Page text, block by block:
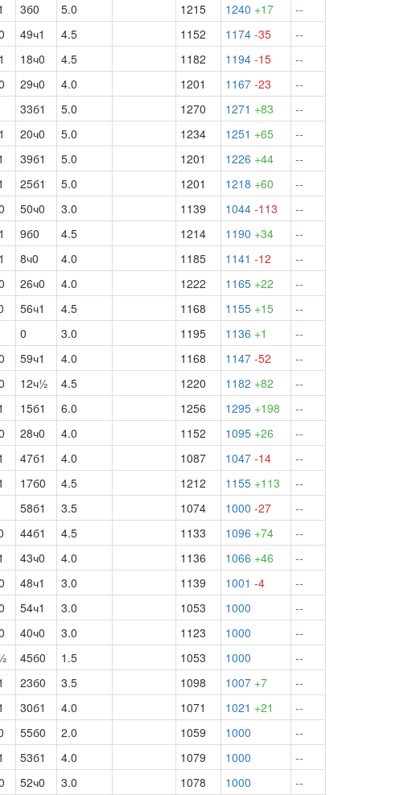
3б0 5.0 1215 1240 +17
--
49ч1 4.5 1152 1174 -35
--
18ч0 4.5 1182 1194 -15
--
29ч0 4.0 1201 1167 -23
--
33б1 5.0 1270 1271 +83
--
20ч0 5.0 1234 1251 +65
--
39б1 5.0 1201 1226 +44
--
25б1 5.0 1201 1218 +60
--
50ч0 3.0 1139 1044 -113
--
9б0 4.5 1214 1190 +34
--
8ч0 4.0 1185 1141 -12
--
26ч0 4.0 1222 1165 +22
--
56ч1 4.5 1168 1155 +15
--
0 3.0 1195 1136 +1
--
59ч1 4.0 1168 1147 -52
--
12ч½ 4.5 1220 1182 +82
--
15б1 6.0 1256 1295 +198
--
28ч0 4.0 1152 1095 +26
--
47б1 4.0 1087 1047 -14
--
17б0 4.5 1212 1155 +113
--
58б1 3.5 1074 1000 -27
--
44б1 4.5 1133 1096 +74
--
43ч0 4.0 1136 1066 +46
--
48ч1 3.0 1139 1001 -4
--
54ч1 3.0 1053 1000
--
40ч0 3.0 1123 1000
--
45б0 1.5 1053 1000
--
23б0 3.5 1098 1007 +7
--
30б1 4.0 1071 1021 +21
--
55б0 2.0 1059 1000
--
53б1 4.0 1079 1000
--
52ч0 3.0 1078 1000 --